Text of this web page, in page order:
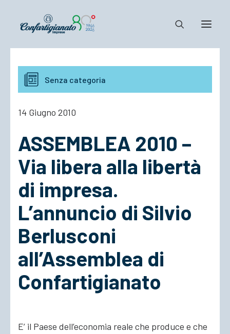
Notizie e Documenti
Confartigianato
Cosa Facciamo
ACCEDI
Senza categoria
14 Giugno 2010
ASSEMBLEA 2010 –
Via libera alla libertà
di impresa.
L’annuncio di Silvio
Berlusconi
all’Assemblea di
Confartigianato
E’ il Paese dell’economia reale che produce e che